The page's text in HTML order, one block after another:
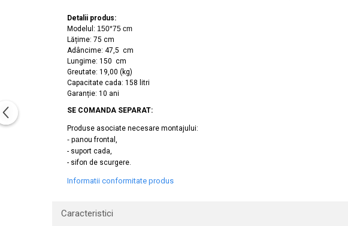
Capace WC softclose
Capace WC clasice
Detalii produs:
Modelul: 150*75 cm
Lățime: 75 cm
Adâncime: 47,5 cm
Lungime: 150 cm
Greutate: 19,00 (kg)
Capacitate cada: 158 litri
Garanție: 10 ani
SE COMANDA SEPARAT:
Produse asociate necesare montajului:
- panou frontal,
- suport cada,
- sifon de scurgere.
Informatii conformitate produs
Caracteristici